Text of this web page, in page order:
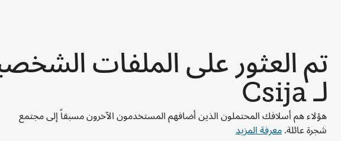
تم العثور على الملفات
لـ Csija
هؤلاء هم أسلافك المحتملون الذين أضافهم المستخدمون الآخرون مسبقاً إلى مجتمع
شجرة عائلة.معرفة المزيد